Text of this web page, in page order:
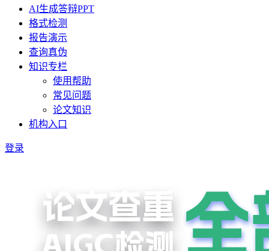
AI生成答辩PPT
格式检测
报告演示
查询真伪
知识专栏
使用帮助
常见问题
论文知识
机构入口
登录